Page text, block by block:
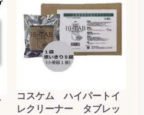
コスケム ハイパートイ
レクリーナー タブレッ